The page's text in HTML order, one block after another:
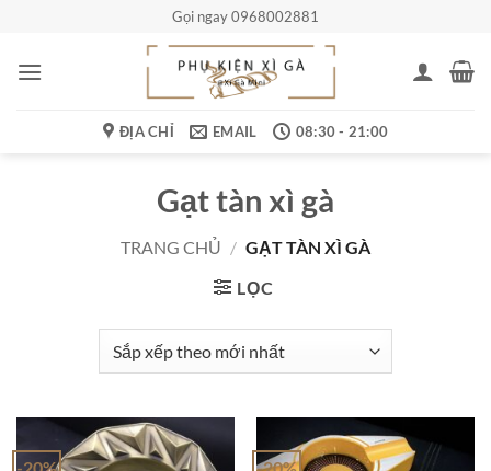
nội
Gọi ngay 0968002881
ĐỊA CHỈ EMAIL 08:30 - 21:00
Gạt tàn xì gà
TRANG CHỦ / GẠT TÀN XÌ GÀ
LỌC
-20% -20%